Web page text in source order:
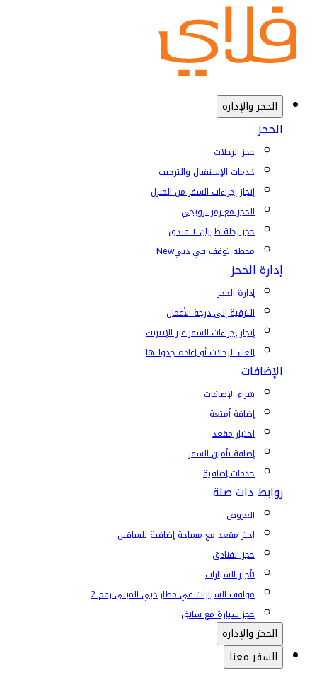
الحجز والإدارة
الحجز
حجز الرحلات
خدمات الإستقبال والترحيب
إنجاز إجراءات السفر من المنزل
الحجز مع رمز ترويجي
حجز رحلة طيران + فندق
محطة توقف في دبيNew
إدارة الحجز
إدارة الحجز
الترقية إلى درجة الأعمال
إنجاز إجراءات السفر عبر الإنترنت
إلغاء الرحلات أو إعادة جدولتها
الإضافات
شراء الإضافات
إضافة أمتعة
اختيار مقعد
إضافة تأمين السفر
خدمات إضافية
روابط ذات صلة
العروض
اختر مقعد مع مساحة إضافية للساقين
حجز الفنادق
تأجير السيارات
مواقف السيارات في مطار دبي المبنى رقم 2
حجز سيارة مع سائق
الحجز والإدارة
السفر معنا